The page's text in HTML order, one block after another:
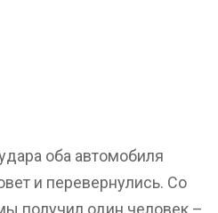
оба автомобиля
и перевернулись. Со
получил один человек –